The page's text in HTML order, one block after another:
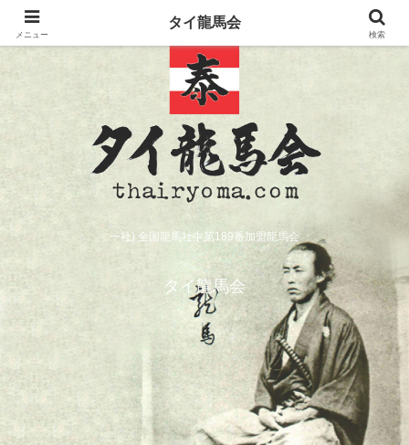
一社) 全国龍馬社中第189番加盟龍馬会
タイ龍馬会
メニュー
タイ龍馬会
検索